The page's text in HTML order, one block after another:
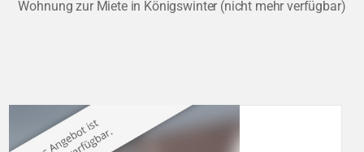
Wohnung zur Miete in Königswinter (nicht mehr verfügbar)